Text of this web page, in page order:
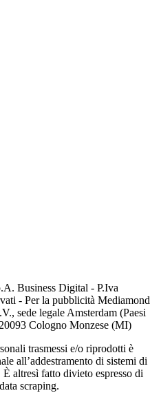
Business Digital - P.Iva
- Per la pubblicità Mediamond
sede legale Amsterdam (Paesi
Cologno Monzese (MI)
trasmessi e/o riprodotti è
all’addestramento di sistemi di
altresì fatto divieto espresso di
scraping.